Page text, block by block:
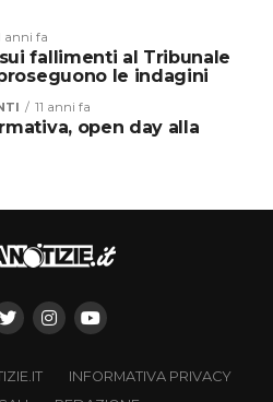
anni fa
fallimenti al Tribunale
le indagini
11 anni fa
open day alla
INFORMATIVA PRIVACY